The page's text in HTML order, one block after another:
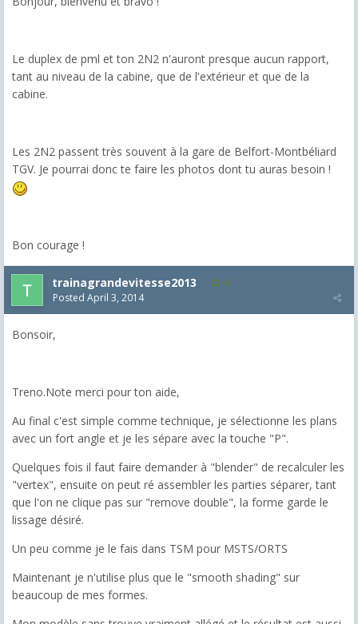
Le duplex de pml et ton 2N2 n'auront presque aucun rapport,
tant au niveau de la cabine, que de l'extérieur et que de la
cabine.
Les 2N2 passent très souvent à la gare de Belfort-Montbéliard
TGV. Je pourrai donc te faire les photos dont tu auras besoin !
Bon courage !
trainagrandevitesse2013 50
Posted April 3, 2014
Bonsoir,
Treno.Note merci pour ton aide,
Au final c'est simple comme technique, je sélectionne les plans
avec un fort angle et je les sépare avec la touche "P".
Quelques fois il faut faire demander à "blender" de recalculer les
"vertex", ensuite on peut ré assembler les parties séparer, tant
que l'on ne clique pas sur "remove double", la forme garde le
lissage désiré.
Un peu comme je le fais dans TSM pour MSTS/ORTS
Maintenant je n'utilise plus que le "smooth shading" sur
beaucoup de mes formes.